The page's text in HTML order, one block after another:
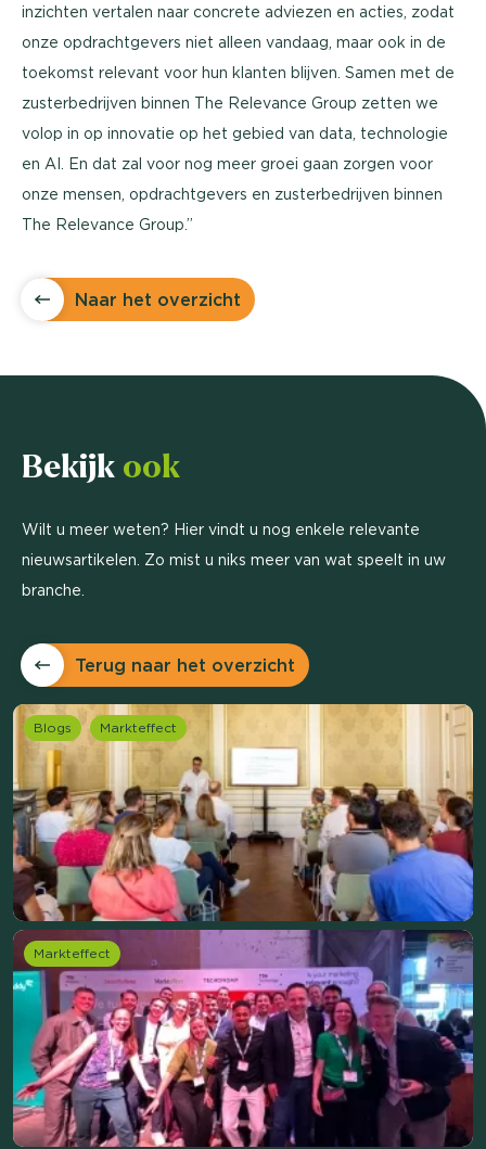
inzichten vertalen naar concrete adviezen en acties, zodat
onze opdrachtgevers niet alleen vandaag, maar ook in de
toekomst relevant voor hun klanten blijven. Samen met de
zusterbedrijven binnen The Relevance Group zetten we
volop in op innovatie op het gebied van data, technologie
en AI. En dat zal voor nog meer groei gaan zorgen voor
onze mensen, opdrachtgevers en zusterbedrijven binnen
The Relevance Group.’’
Naar het overzicht
Bekijk ook
Wilt u meer weten? Hier vindt u nog enkele relevante
nieuwsartikelen. Zo mist u niks meer van wat speelt in uw
branche.
Terug naar het overzicht
Blogs Markteffect
Markteffect